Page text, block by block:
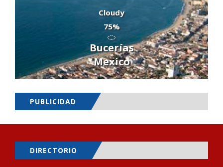
Cloudy
75%
Bucerías
Mexico
PUBLICIDAD
DIRECTORIO